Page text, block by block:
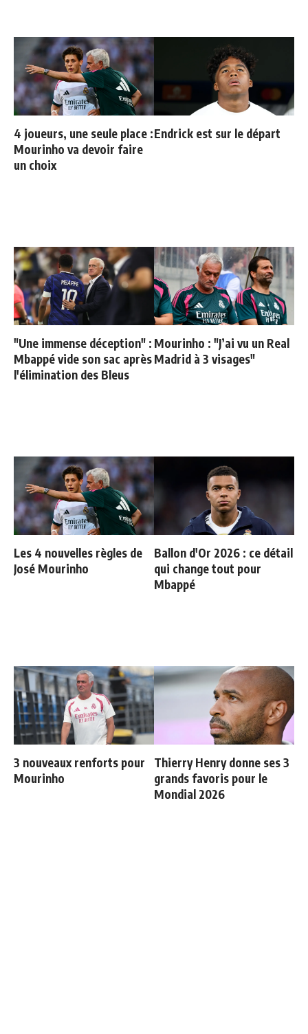
4 joueurs, une seule place :
Mourinho va devoir faire
un choix
Endrick est sur le départ
"Une immense déception" :
Mbappé vide son sac après
l'élimination des Bleus
Mourinho : "J’ai vu un Real
Madrid à 3 visages"
Les 4 nouvelles règles de
José Mourinho
Ballon d'Or 2026 : ce détail
qui change tout pour
Mbappé
3 nouveaux renforts pour
Mourinho
Thierry Henry donne ses 3
grands favoris pour le
Mondial 2026